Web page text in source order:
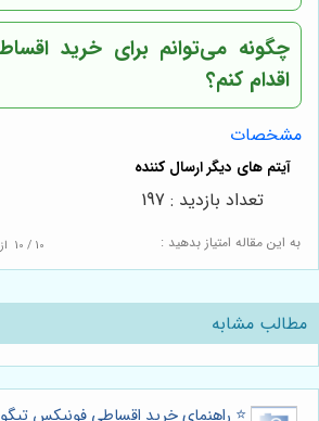
چگونه می‌توانم برای خرید
اقدام کنم؟
مشخصات
به این مقاله امتیاز بدهید : 10 / 10 از
تعداد بازدید : 197
مطالب مشابه
⭐️ راهنمای خرید اقساطی فونیکس